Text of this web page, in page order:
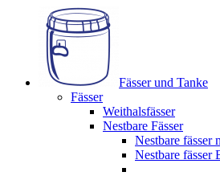
Fässer und Tanke
Fässer
Weithalsfässer
Nestbare Fässer
Nestbare fässer
Nestbare fässer